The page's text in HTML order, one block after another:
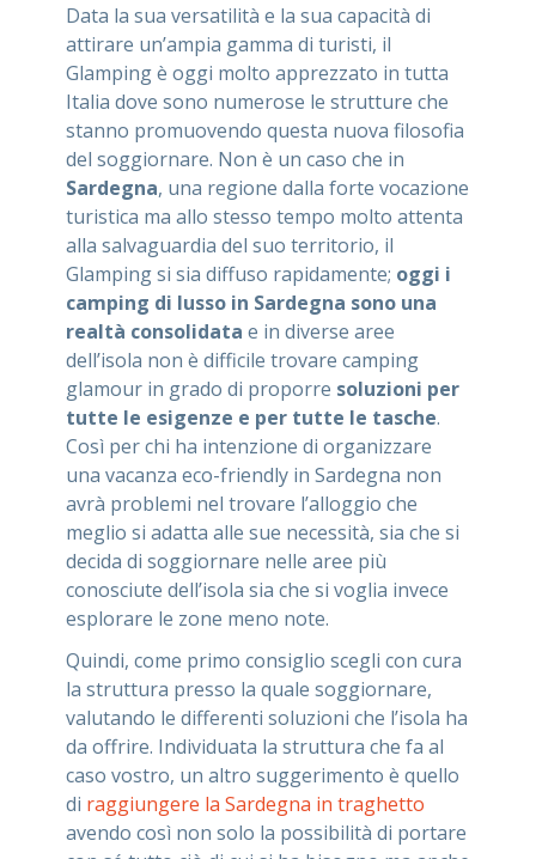
Data la sua versatilità e la sua capacità di
attirare un’ampia gamma di turisti, il
Glamping è oggi molto apprezzato in tutta
Italia dove sono numerose le strutture che
stanno promuovendo questa nuova filosofia
del soggiornare. Non è un caso che in
Sardegna, una regione dalla forte vocazione
turistica ma allo stesso tempo molto attenta
alla salvaguardia del suo territorio, il
Glamping si sia diffuso rapidamente; oggi i
camping di lusso in Sardegna sono una
realtà consolidata e in diverse aree
dell’isola non è difficile trovare camping
glamour in grado di proporre soluzioni per
tutte le esigenze e per tutte le tasche.
Così per chi ha intenzione di organizzare
una vacanza eco-friendly in Sardegna non
avrà problemi nel trovare l’alloggio che
meglio si adatta alle sue necessità, sia che si
decida di soggiornare nelle aree più
conosciute dell’isola sia che si voglia invece
esplorare le zone meno note.
Quindi, come primo consiglio scegli con cura
la struttura presso la quale soggiornare,
valutando le differenti soluzioni che l’isola ha
da offrire. Individuata la struttura che fa al
caso vostro, un altro suggerimento è quello
di raggiungere la Sardegna in traghetto
avendo così non solo la possibilità di portare